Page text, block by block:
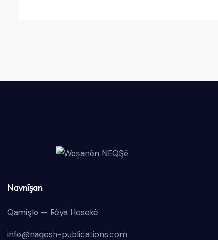
Navnîşan
Qamişlo — Rêya Hesekê
info@naqesh-publications.com